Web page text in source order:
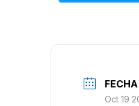
FECHA
Oct 19